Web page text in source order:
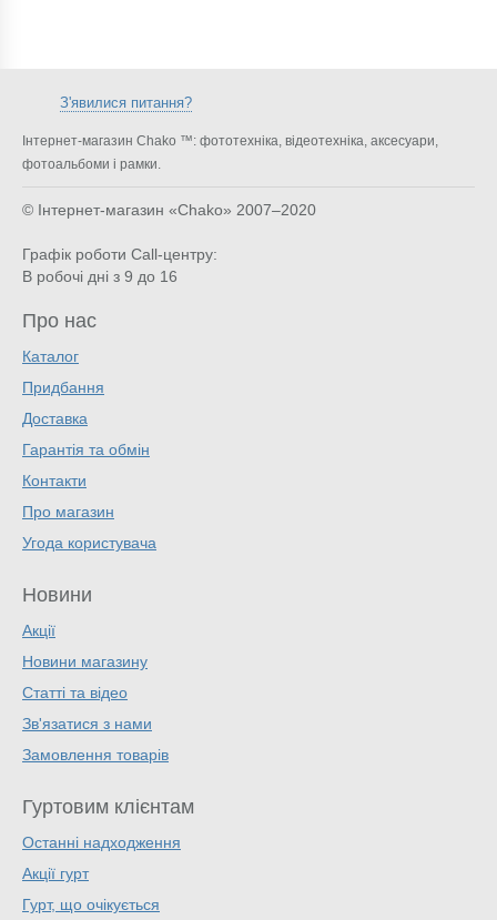
З'явилися питання?
Інтернет-магазин Chako ™: фототехніка, відеотехніка, аксесуари,
фотоальбоми і рамки.
© Інтернет-магазин «Chako» 2007–2020
Графік роботи Call-центру:
В робочі дні з 9 до 16
Про нас
Каталог
Придбання
Доставка
Гарантія та обмін
Контакти
Про магазин
Угода користувача
Новини
Акції
Новини магазину
Статті та відео
Зв'язатися з нами
Замовлення товарів
Гуртовим клієнтам
Останні надходження
Акції гурт
Гурт, що очікується